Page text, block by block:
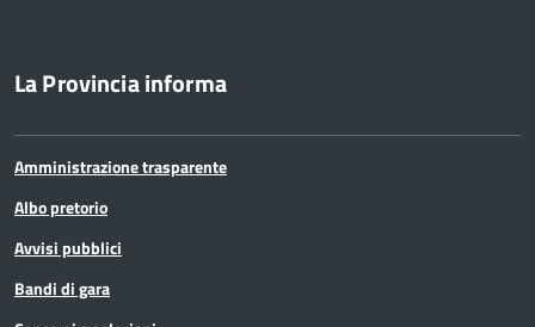
La Provincia informa
Amministrazione trasparente
Albo pretorio
Avvisi pubblici
Bandi di gara